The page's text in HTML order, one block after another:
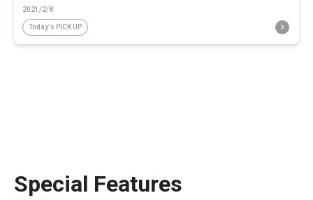
2021/2/8
Today's PICK UP
Special Features